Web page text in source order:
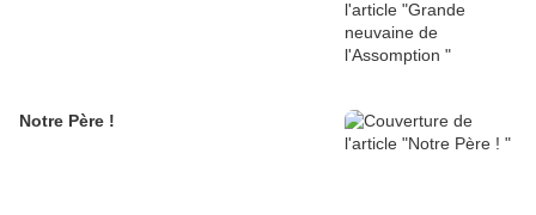
Notre Père !